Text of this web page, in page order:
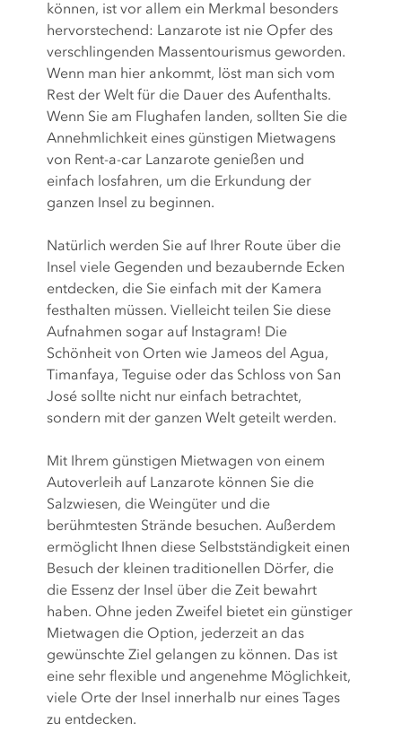
können, ist vor allem ein Merkmal besonders
hervorstechend: Lanzarote ist nie Opfer des
verschlingenden Massentourismus geworden.
Wenn man hier ankommt, löst man sich vom
Rest der Welt für die Dauer des Aufenthalts.
Wenn Sie am Flughafen landen, sollten Sie die
Annehmlichkeit eines günstigen Mietwagens
von Rent-a-car Lanzarote genießen und
einfach losfahren, um die Erkundung der
ganzen Insel zu beginnen.
Natürlich werden Sie auf Ihrer Route über die
Insel viele Gegenden und bezaubernde Ecken
entdecken, die Sie einfach mit der Kamera
festhalten müssen. Vielleicht teilen Sie diese
Aufnahmen sogar auf Instagram! Die
Schönheit von Orten wie Jameos del Agua,
Timanfaya, Teguise oder das Schloss von San
José sollte nicht nur einfach betrachtet,
sondern mit der ganzen Welt geteilt werden.
Mit Ihrem günstigen Mietwagen von einem
Autoverleih auf Lanzarote können Sie die
Salzwiesen, die Weingüter und die
berühmtesten Strände besuchen. Außerdem
ermöglicht Ihnen diese Selbstständigkeit einen
Besuch der kleinen traditionellen Dörfer, die
die Essenz der Insel über die Zeit bewahrt
haben. Ohne jeden Zweifel bietet ein günstiger
Mietwagen die Option, jederzeit an das
gewünschte Ziel gelangen zu können. Das ist
eine sehr flexible und angenehme Möglichkeit,
viele Orte der Insel innerhalb nur eines Tages
zu entdecken.